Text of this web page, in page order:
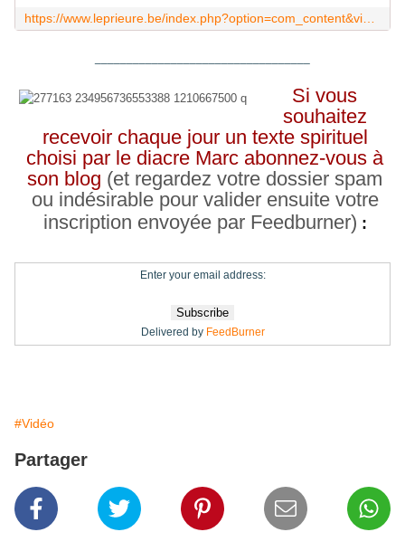
Si vous
souhaitez
recevoir chaque jour un texte spirituel
choisi par le diacre Marc abonnez-vous à
son blog (et regardez votre dossier spam
ou indésirable pour valider ensuite votre
inscription envoyée par Feedburner) :
Enter your email address:
Delivered by FeedBurner
#Vidéo
Partager